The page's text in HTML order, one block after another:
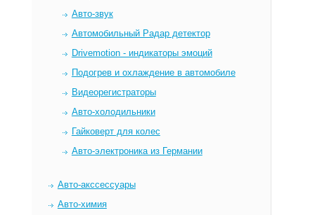
Авто-звук
Автомобильный Радар детектор
Drivemotion - индикаторы эмоций
Подогрев и охлаждение в автомобиле
Видеорегистраторы
Авто-холодильники
Гайковерт для колес
Авто-электроника из Германии
Авто-акссессуары
Авто-химия